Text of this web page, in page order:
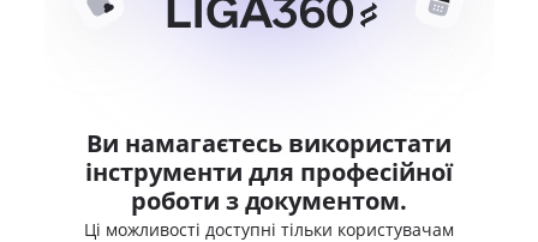
Ви намагаєтесь використати
інструменти для професійної
роботи з документом.
Ці можливості доступні тільки користувачам